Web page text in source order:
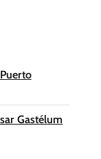
Gastélum